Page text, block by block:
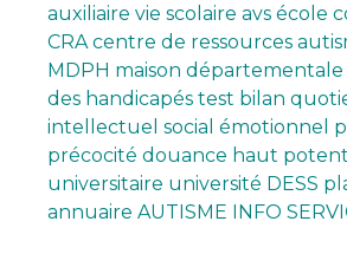
auxiliaire vie scolaire avs école
CRA centre de ressources
MDPH maison
des handicapés test bilan
intellectuel social émotionnel
précocité douance haut
universitaire université DESS
annuaire AUTISME INFO